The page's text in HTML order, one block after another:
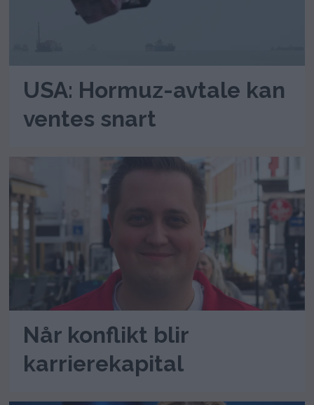
USA: Hormuz-avtale kan
ventes snart
Når konflikt blir
karrierekapital